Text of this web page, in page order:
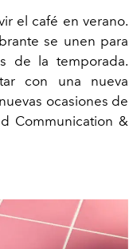
el café en verano.
se unen para
de la temporada.
con una nueva
ocasiones de
Communication &